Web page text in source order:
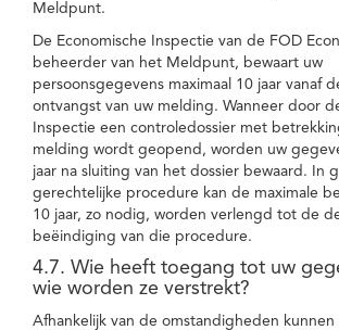
Meldpunt.
De Economische Inspectie van de FOD
beheerder van het Meldpunt, bewaart uw
persoonsgegevens maximaal 10 jaar vanaf
ontvangst van uw melding. Wanneer door
Inspectie een controledossier met
melding wordt geopend, worden uw
jaar na sluiting van het dossier bewaard. In
gerechtelijke procedure kan de maximale
10 jaar, zo nodig, worden verlengd tot de
beëindiging van die procedure.
4.7. Wie heeft toegang tot uw
wie worden ze verstrekt?
Afhankelijk van de omstandigheden kunnen